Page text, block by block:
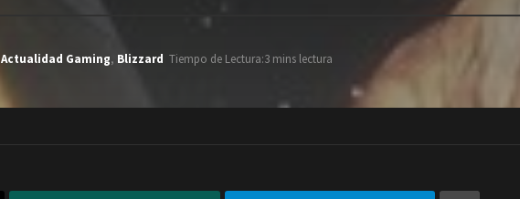
Actualidad Gaming, Blizzard Tiempo de Lectura:3 mins lectura